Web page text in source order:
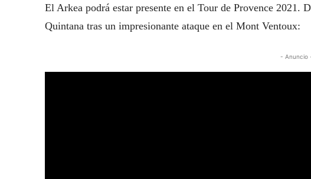
El Arkea podrá estar presente en el Tour de Provence 2021.
Quintana tras un impresionante ataque en el Mont Ventoux:
- Anuncio